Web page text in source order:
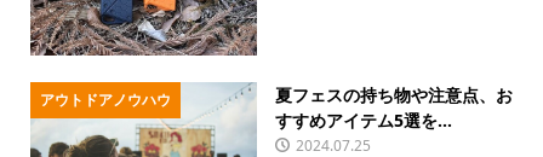
アウトドアノウハウ
夏フェスの持ち物や注意点、お
すすめアイテム5選を...
2024.07.25